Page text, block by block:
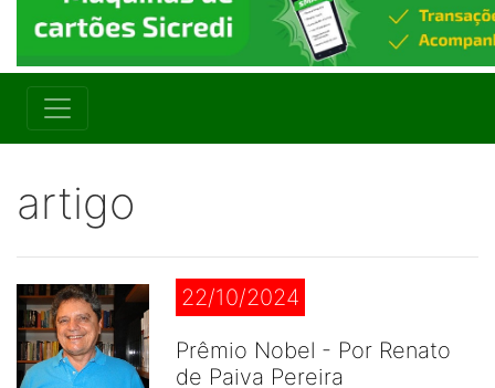
artigo
22/10/2024
Prêmio Nobel - Por Renato
de Paiva Pereira